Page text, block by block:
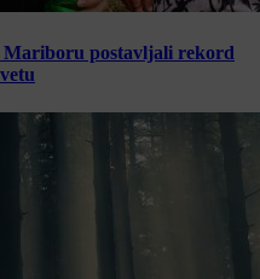
postavljali rekord